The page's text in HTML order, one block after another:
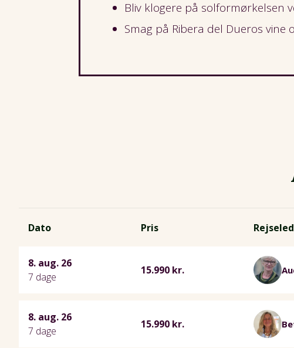
Bliv klogere på solformørkelsen
Smag på Ribera del Dueros vine
Dato Pris
8. aug. 26
7 dage
15.990 kr.
8. aug. 26
7 dage
15.990 kr.